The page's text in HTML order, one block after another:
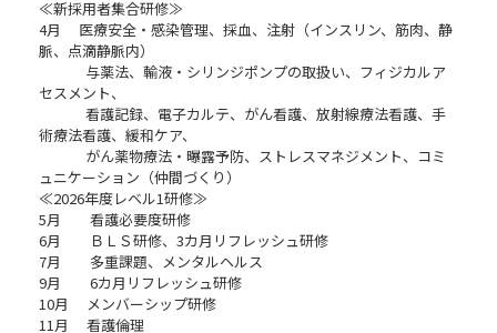
≪新採用者集合研修≫
4月 医療安全・感染管理、採血、注射（インスリン、筋肉、静
脈、点滴静脈内）
与薬法、輸液・シリンジポンプの取扱い、フィジカルア
セスメント、
看護記録、電子カルテ、がん看護、放射線療法看護、手
術療法看護、緩和ケア、
がん薬物療法・曝露予防、ストレスマネジメント、コミ
ュニケーション（仲間づくり）
≪2026年度レベル1研修≫
5月 看護必要度研修
6月 ＢＬＳ研修、3カ月リフレッシュ研修
7月 多重課題、メンタルヘルス
9月 6カ月リフレッシュ研修
10月 メンバーシップ研修
11月 看護倫理